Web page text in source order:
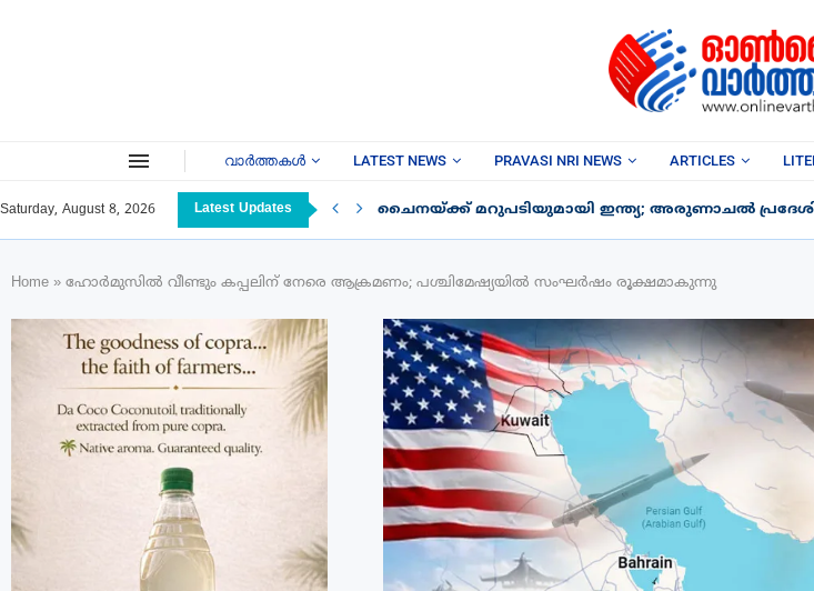
വാർത്തകൾ LATEST NEWS PRAVASI NRI NEWS ARTICLES
Saturday, August 8, 2026 Latest Updates ചൈനയ്ക്ക് മറുപടിയുമായി ഇന്ത്യ; അരുണാചൽ
Home » ഹോർമുസിൽ വീണ്ടും കപ്പലിന് നേരെ ആക്രമണം; പശ്ചിമേഷ്യയിൽ സംഘർഷം രൂക്ഷമാകുന്നു